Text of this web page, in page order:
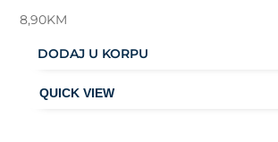
8,90KM
DODAJ U KORPU